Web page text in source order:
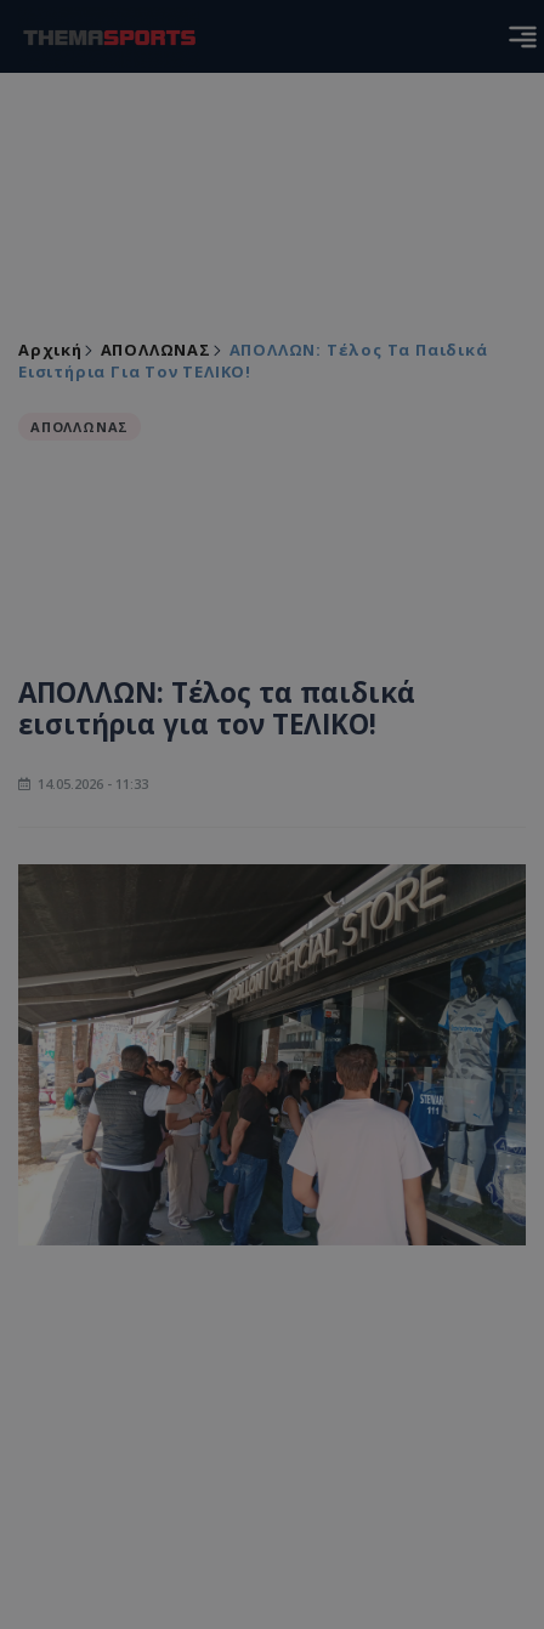
Αρχική ΑΠΟΛΛΩΝΑΣ
ΑΠΟΛΛΩΝ: Τέλος Τα Παιδικά
Εισιτήρια Για Τον ΤΕΛΙΚΟ!
ΑΠΟΛΛΩΝΑΣ
ΑΠΟΛΛΩΝ: Τέλος τα παιδικά
εισιτήρια για τον ΤΕΛΙΚΟ!
14.05.2026 - 11:33